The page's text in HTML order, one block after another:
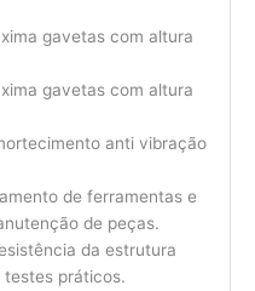
gavetas com altura
gavetas com altura
anti vibração
de ferramentas e
de peças.
da estrutura
práticos.